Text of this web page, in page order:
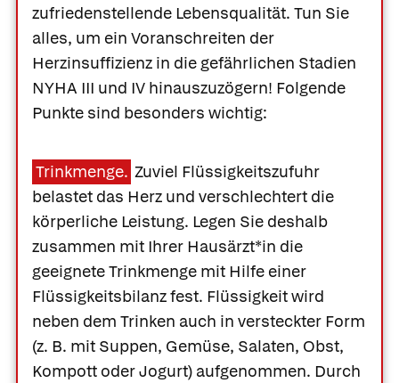
zufriedenstellende Lebensqualität. Tun Sie
alles, um ein Voranschreiten der
Herzinsuffizienz in die gefährlichen Stadien
NYHA III und IV hinauszuzögern! Folgende
Punkte sind besonders wichtig:
Trinkmenge. Zuviel Flüssigkeitszufuhr
belastet das Herz und verschlechtert die
körperliche Leistung. Legen Sie deshalb
zusammen mit Ihrer Hausärzt*in die
geeignete Trinkmenge mit Hilfe einer
Flüssigkeitsbilanz fest. Flüssigkeit wird
neben dem Trinken auch in versteckter Form
(z. B. mit Suppen, Gemüse, Salaten, Obst,
Kompott oder Jogurt) aufgenommen. Durch